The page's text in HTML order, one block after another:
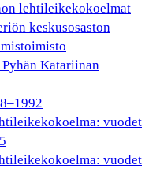
lehtileikekokoelmat
keskusosaston
Katariinan
vuodet
vuodet